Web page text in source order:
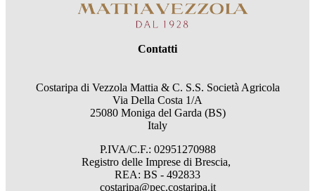
Contatti
Costaripa di Vezzola Mattia & C. S.S. Società Agricola
Via Della Costa 1/A
25080 Moniga del Garda (BS)
Italy
P.IVA/C.F.: 02951270988
Registro delle Imprese di Brescia,
REA: BS - 492833
costaripa@pec.costaripa.it